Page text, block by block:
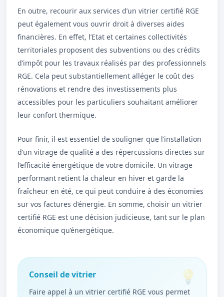
En outre, recourir aux services d’un vitrier certifié RGE
peut également vous ouvrir droit à diverses aides
financières. En effet, l’Etat et certaines collectivités
territoriales proposent des subventions ou des crédits
d’impôt pour les travaux réalisés par des professionnels
RGE. Cela peut substantiellement alléger le coût des
rénovations et rendre des investissements plus
accessibles pour les particuliers souhaitant améliorer
leur confort thermique.
Pour finir, il est essentiel de souligner que l’installation
d’un vitrage de qualité a des répercussions directes sur
l’efficacité énergétique de votre domicile. Un vitrage
performant retient la chaleur en hiver et garde la
fraîcheur en été, ce qui peut conduire à des économies
sur vos factures d’énergie. En somme, choisir un vitrier
certifié RGE est une décision judicieuse, tant sur le plan
économique qu’énergétique.
Conseil de vitrier
Faire appel à un vitrier certifié RGE vous permet